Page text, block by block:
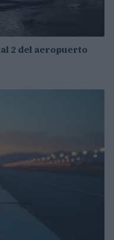
2 del aeropuerto